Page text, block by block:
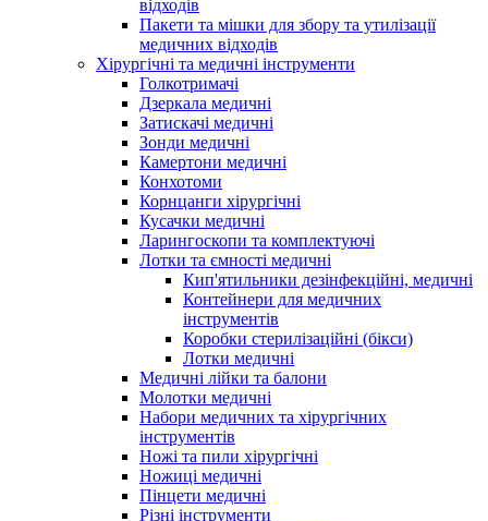
відходів
Пакети та мішки для збору та утилізації
медичних відходів
Хірургічні та медичні інструменти
Голкотримачі
Дзеркала медичні
Затискачі медичні
Зонди медичні
Камертони медичні
Конхотоми
Корнцанги хірургічні
Кусачки медичні
Ларингоскопи та комплектуючі
Лотки та ємності медичні
Кип'ятильники дезінфекційні, медичні
Контейнери для медичних
інструментів
Коробки стерилізаційні (бікси)
Лотки медичні
Медичні лійки та балони
Молотки медичні
Набори медичних та хірургічних
інструментів
Ножі та пили хірургічні
Ножиці медичні
Пінцети медичні
Різні інструменти